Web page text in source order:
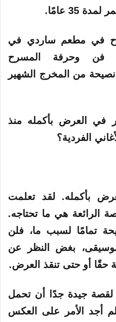
في مطعم ساردي في
فن وحرفة المسرح
من المخرج الشهير
في العرض بأكمله منذ
الفردية؟
بأكمله. لقد تعلمت
الرائعة هي ما تحتاجه.
تمامًا لسبب ما، فلن
بغض النظر عن
حقًا أو حتى تنقذ العرض.
لقصة جيدة جدًا أن تحمل
لم أجد الأمر على العكس